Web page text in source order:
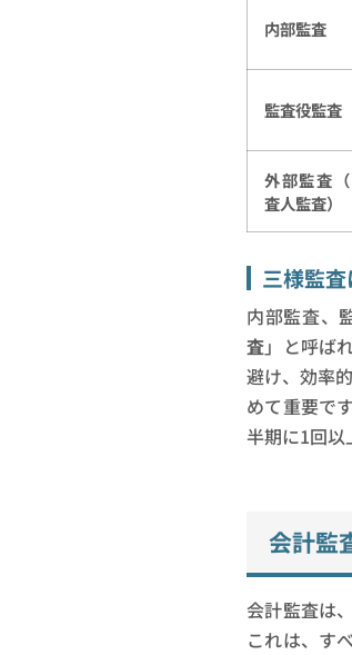
内部監査
監査役監査
外部監査
査人監査）
三様監
内部監査、
査」と呼ば
避け、効率
めて重要で
半期に1回以
会計監
会計監査は
これは、す